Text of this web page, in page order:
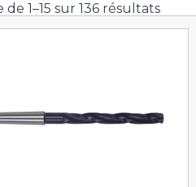
1–15 sur 136 résultats